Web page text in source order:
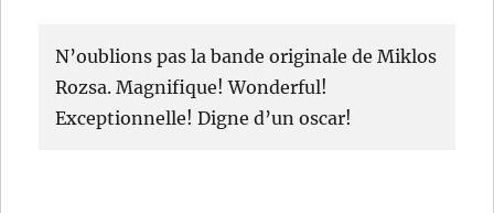
N’oublions pas la bande originale de Miklos
Rozsa. Magnifique! Wonderful!
Exceptionnelle! Digne d’un oscar!